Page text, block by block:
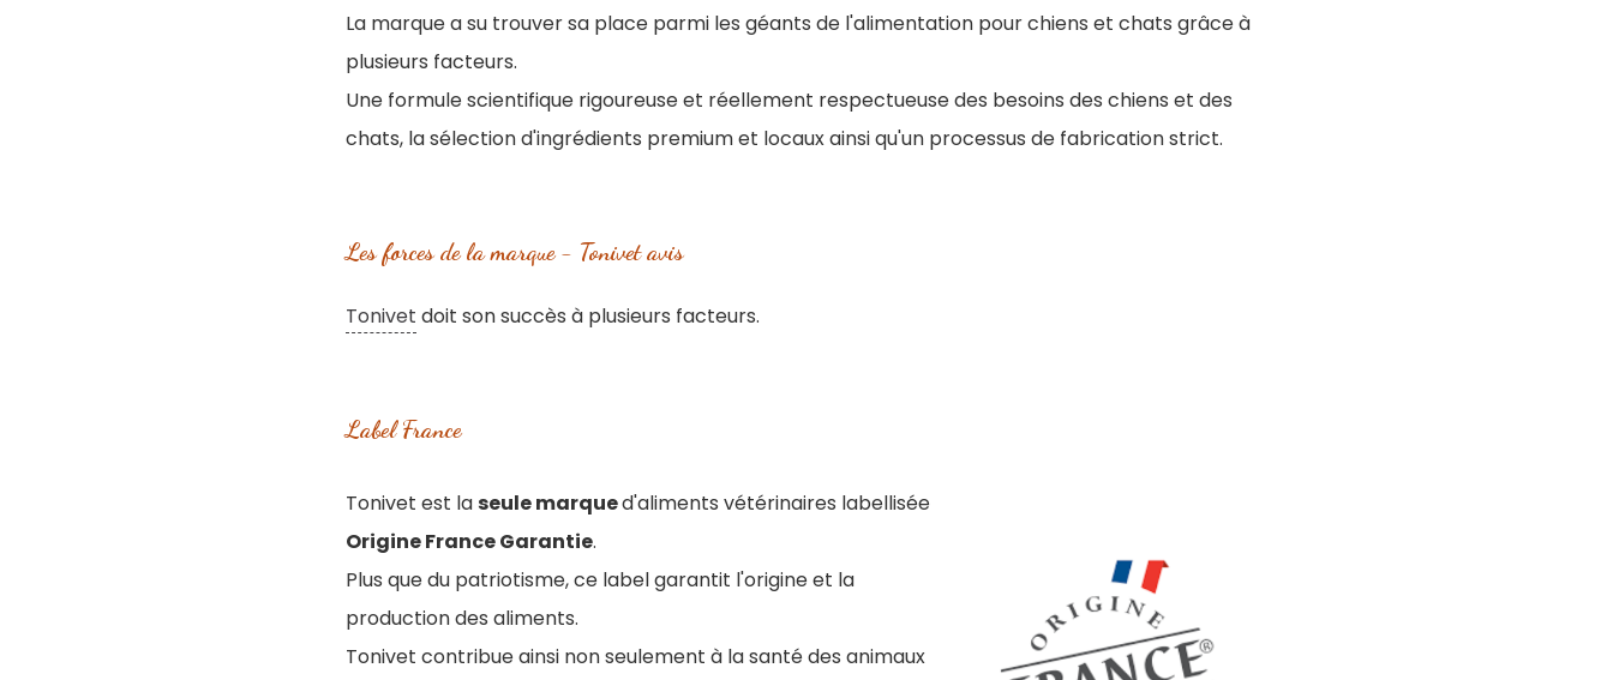
La marque a su trouver sa place parmi les géants de l'alimentation pour chiens et chats grâce à
plusieurs facteurs.
Une formule scientifique rigoureuse et réellement respectueuse des besoins des chiens et des
chats, la sélection d'ingrédients premium et locaux ainsi qu'un processus de fabrication strict.
Les forces de la marque - Tonivet avis
Tonivet doit son succès à plusieurs facteurs.
Label France
Tonivet est laseule marqued'aliments vétérinaires labellisée
Origine France Garantie.
Plus que du patriotisme, ce label garantit l'origine et la
production des aliments.
Tonivet contribue ainsi non seulement à la santé des animaux